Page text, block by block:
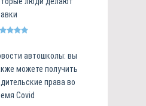
автошколы: вы
можете получить
права во
Covid